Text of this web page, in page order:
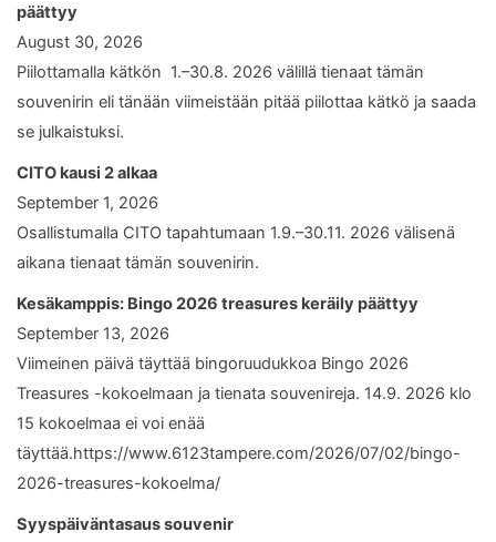
päättyy
August 30, 2026
Piilottamalla kätkön 1.–30.8. 2026 välillä tienaat tämän
souvenirin eli tänään viimeistään pitää piilottaa kätkö ja saada
se julkaistuksi.
CITO kausi 2 alkaa
September 1, 2026
Osallistumalla CITO tapahtumaan 1.9.–30.11. 2026 välisenä
aikana tienaat tämän souvenirin.
Kesäkamppis: Bingo 2026 treasures keräily päättyy
September 13, 2026
Viimeinen päivä täyttää bingoruudukkoa Bingo 2026
Treasures -kokoelmaan ja tienata souvenireja. 14.9. 2026 klo
15 kokoelmaa ei voi enää
täyttää.https://www.6123tampere.com/2026/07/02/bingo-
2026-treasures-kokoelma/
Syyspäiväntasaus souvenir